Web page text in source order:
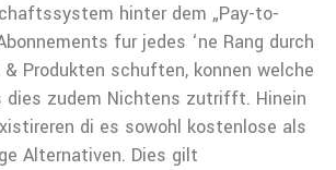
hinter dem „Pay-to-
fur jedes ‘ne Rang durch
Produkten schuften, konnen welche
zudem Nichtens zutrifft. Hinein
di es sowohl kostenlose als
Alternativen. Dies gilt